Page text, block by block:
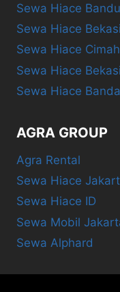
Sewa Hiace
Sewa Hiace Bekasi
Sewa Hiace
Sewa Hiace Bekasi
Sewa Hiace
AGRA GROUP
Agra Rental
Sewa Hiace
Sewa Hiace ID
Sewa Mobil
Sewa Alphard